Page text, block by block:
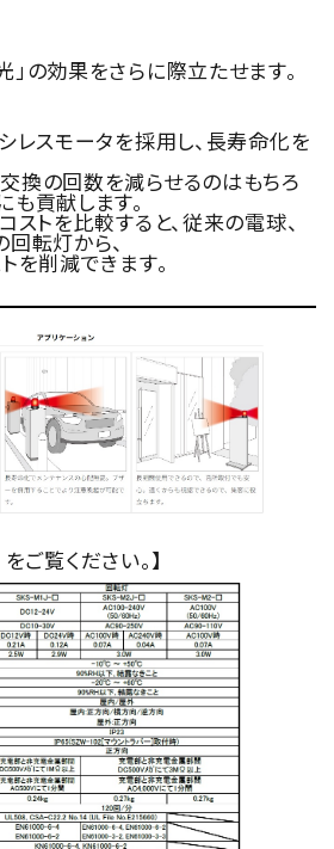
の効果をさらに際立たせます。
レスモータを採用し、長寿命化を
換の回数を減らせるのはもちろ
も貢献します。
ストを比較すると、従来の電球、
回転灯から、
を削減できます。
ご覧ください。】